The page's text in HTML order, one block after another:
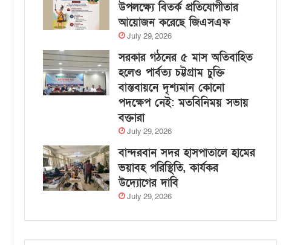
উপলক্ষ্যে বিতর্ক প্রতিযোগীতার
আয়োজন করেছে জিএসএফ
July 29, 2026
সরকার গঠনের ৫ মাস অতিবাহিত
হলেও পার্বত্য চট্টগ্রাম চুক্তি
বাস্তবায়নে দৃশ্যমান কোনো
পদক্ষেপ নেই: মতবিনিময় সভায়
বক্তারা
July 29, 2026
বান্দরবান সদর হাসপাতালে হামের
ভয়াবহ পরিস্থিতি, কার্যকর
উদ্যোগের দাবি
July 29, 2026